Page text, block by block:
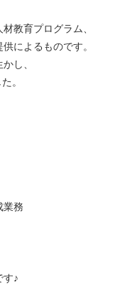
教育プログラム、
によるものです。
し、
。
業務
す♪